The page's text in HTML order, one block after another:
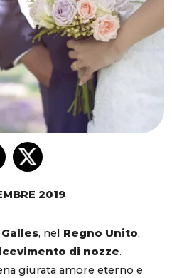
2019
Galles, nel Regno Unito,
di nozze.
giurata amore eterno e